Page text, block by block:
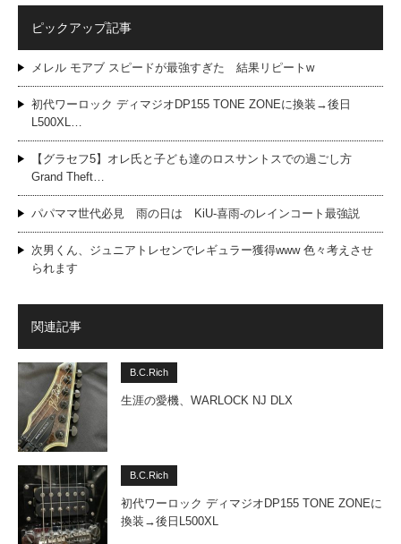
ピックアップ記事
メレル モアブ スピードが最強すぎた 結果リピートw
初代ワーロック ディマジオDP155 TONE ZONEに換装→後日
L500XL…
【グラセフ5】オレ氏と子ども達のロスサントスでの過ごし方
Grand Theft…
パパママ世代必見 雨の日は KiU-喜雨-のレインコート最強説
次男くん、ジュニアトレセンでレギュラー獲得www 色々考えさせ
られます
関連記事
B.C.Rich
生涯の愛機、WARLOCK NJ DLX
B.C.Rich
初代ワーロック ディマジオDP155 TONE ZONEに
換装→後日L500XL